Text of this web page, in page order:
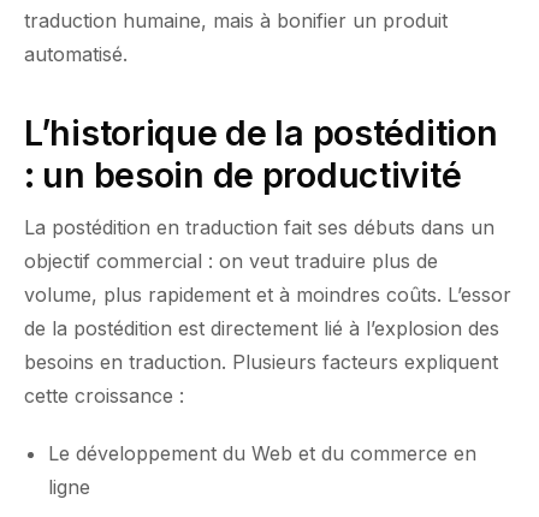
traduction humaine, mais à bonifier un produit
automatisé.
L’historique de la postédition
: un besoin de productivité
La postédition en traduction fait ses débuts dans un
objectif commercial : on veut traduire plus de
volume, plus rapidement et à moindres coûts. L’essor
de la postédition est directement lié à l’explosion des
besoins en traduction. Plusieurs facteurs expliquent
cette croissance :
Le développement du Web et du commerce en
ligne